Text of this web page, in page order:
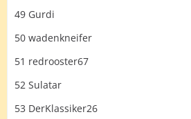
49 Gurdi
50 wadenkneifer
51 redrooster67
52 Sulatar
53 DerKlassiker26